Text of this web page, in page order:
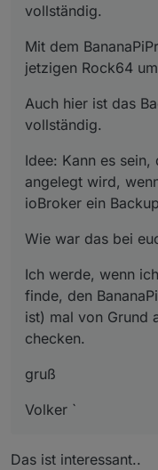
vollständig.
Mit dem
jetzigen Rock64
Auch hier ist das
vollständig.
Idee: Kann es
angelegt wird,
ioBroker ein
Wie war das bei
Ich werde, wenn
finde, den
ist) mal von Grund
checken.
gruß
Volker `
Das ist interessant..